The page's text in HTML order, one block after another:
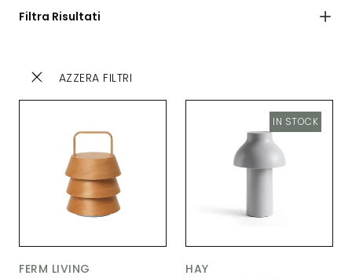
Filtra Risultati
AZZERA FILTRI
FERM LIVING HAY
IN STOCK